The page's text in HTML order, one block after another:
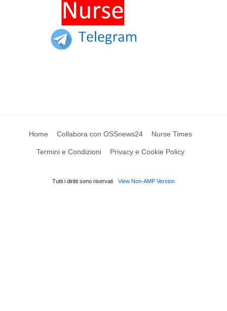
Home Collabora con OSSnews24 Nurse Times
Termini e Condizioni Privacy e Cookie Policy
Tutti i diritti sono riservati View Non-AMP Version